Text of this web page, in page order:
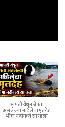
आपटी येथून बेपत्ता
असलेल्या महिलेचा मृतदेह
भीमा नदीमध्ये सापडला